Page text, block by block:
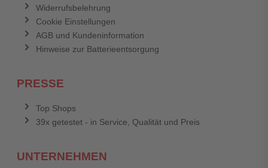
Widerrufsbelehrung
Cookie Einstellungen
AGB und Kundeninformation
Hinweise zur Batterieentsorgung
PRESSE
Top Shops
39x getestet - in Service, Qualität und Preis
UNTERNEHMEN